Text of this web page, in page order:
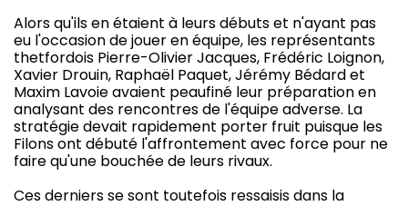
Alors qu'ils en étaient à leurs débuts et n'ayant pas
eu l'occasion de jouer en équipe, les représentants
thetfordois Pierre-Olivier Jacques, Frédéric Loignon,
Xavier Drouin, Raphaël Paquet, Jérémy Bédard et
Maxim Lavoie avaient peaufiné leur préparation en
analysant des rencontres de l'équipe adverse. La
stratégie devait rapidement porter fruit puisque les
Filons ont débuté l'affrontement avec force pour ne
faire qu'une bouchée de leurs rivaux.
Ces derniers se sont toutefois ressaisis dans la